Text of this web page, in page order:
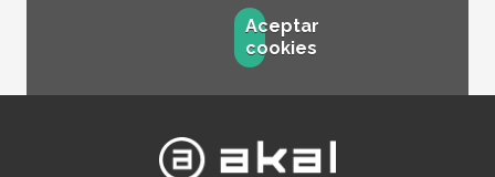
Aceptar
cookies